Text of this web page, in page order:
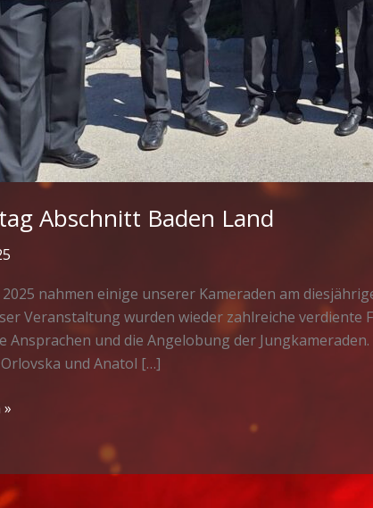
Abschnitt Baden Land
2025 nahmen einige unserer Kameraden am
Veranstaltung wurden wieder zahlreiche
Ansprachen und die Angelobung der
und Anatol […]